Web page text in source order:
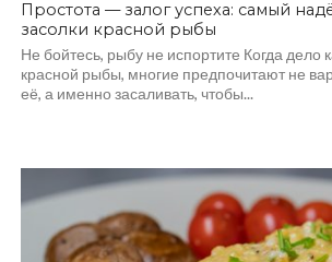
Простота — залог успеха: самый
засолки красной рыбы
Не бойтесь, рыбу не испортите Когда дело
красной рыбы, многие предпочитают не
её, а именно засаливать, чтобы...